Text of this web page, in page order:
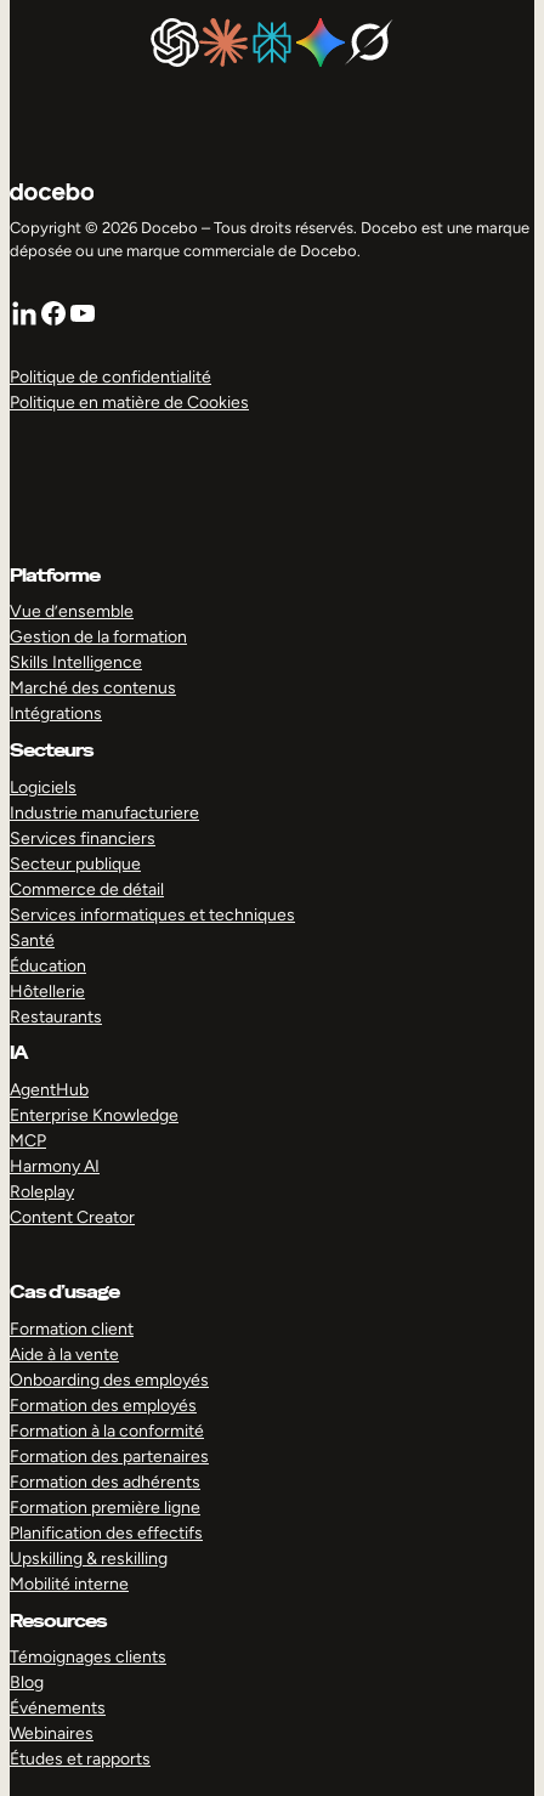
Copyright © 2026 Docebo – Tous droits réservés. Docebo est une marque
déposée ou une marque commerciale de Docebo.
LinkedIn
Facebook
YouTube
Politique de confidentialité
Politique en matière de Cookies
Platforme
Vue d’ensemble
Gestion de la formation
Skills Intelligence
Marché des contenus
Intégrations
Secteurs
Logiciels
Industrie manufacturiere
Services financiers
Secteur publique
Commerce de détail
Services informatiques et techniques
Santé
Éducation
Hôtellerie
Restaurants
IA
AgentHub
Enterprise Knowledge
MCP
Harmony AI
Roleplay
Content Creator
Cas d’usage
Formation client
Aide à la vente
Onboarding des employés
Formation des employés
Formation à la conformité
Formation des partenaires
Formation des adhérents
Formation première ligne
Planification des effectifs
Upskilling & reskilling
Mobilité interne
Resources
Témoignages clients
Blog
Événements
Webinaires
Études et rapports